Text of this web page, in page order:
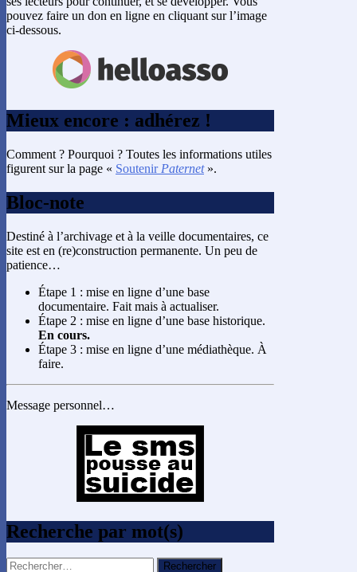
pouvez faire un don en ligne en cliquant sur l’image
ci-dessous.
Mieux encore : adhérez !
Comment ? Pourquoi ? Toutes les informations utiles
figurent sur la page « Soutenir Paternet».
Bloc-note
Destiné à l’archivage et à la veille documentaires, ce
site est en (re)construction permanente. Un peu de
patience…
Étape 1 : mise en ligne d’une base
documentaire. Fait mais à actualiser.
Étape 2 : mise en ligne d’une base historique.
En cours.
Étape 3 : mise en ligne d’une médiathèque. À
faire.
Message personnel…
Recherche par mot(s)
Rechercher :